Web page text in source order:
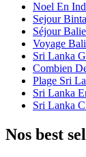
Noel En
Sejour
Séjour Balie
Voyage Bali
Sri Lanka
Combien
Plage Sri
Sri Lanka
Sri Lanka
Nos best